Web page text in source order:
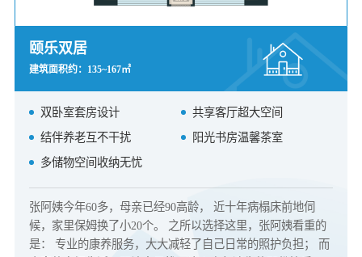
颐乐双居
建筑面积约：135~167㎡
双卧室套房设计
共享客厅超大空间
结伴养老互不干扰
阳光书房温馨茶室
多储物空间收纳无忧
张阿姨今年60多，母亲已经90高龄， 近十年病榻床前地伺
候，家里保姆换了小20个。 之所以选择这里，张阿姨看重的
是： 专业的康养服务，大大减轻了自己日常的照护负担； 而